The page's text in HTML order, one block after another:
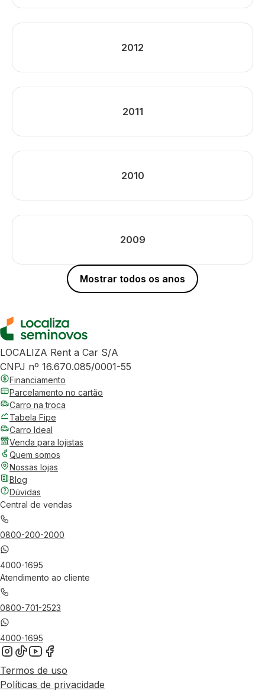
2012
2011
2010
2009
Mostrar todos os anos
LOCALIZA Rent a Car S/A
CNPJ nº 16.670.085/0001-55
Financiamento
Parcelamento no cartão
Carro na troca
Tabela Fipe
Carro Ideal
Venda para lojistas
Quem somos
Nossas lojas
Blog
Dúvidas
Central de vendas
0800-200-2000
4000-1695
Atendimento ao cliente
0800-701-2523
4000-1695
Termos de uso
Políticas de privacidade